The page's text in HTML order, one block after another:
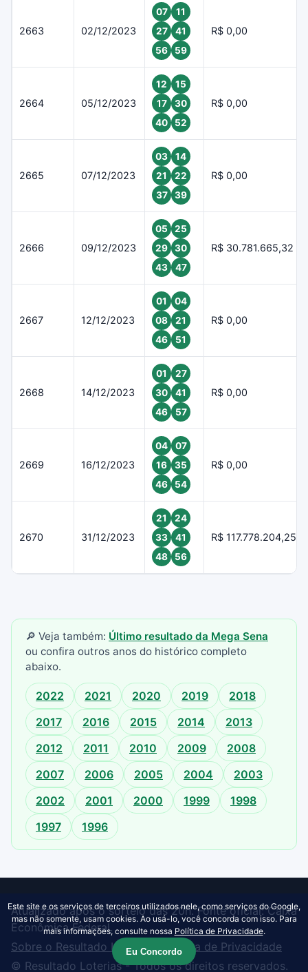
2663 02/12/2023
07
11
27
41
56
59
R$ 0,00
2664 05/12/2023
12
15
17
30
40
52
R$ 0,00
2665 07/12/2023
03
14
21
22
37
39
R$ 0,00
2666 09/12/2023
05
25
29
30
43
47
R$ 30.781.665,32
2667 12/12/2023
01
04
08
21
46
51
R$ 0,00
2668 14/12/2023
01
27
30
41
46
57
R$ 0,00
2669 16/12/2023
04
07
16
35
46
54
R$ 0,00
2670 31/12/2023
21
24
33
41
48
56
R$ 117.778.204,25
🔎 Veja também: Último resultado da Mega Sena
ou confira outros anos do histórico completo
abaixo.
2022 2021 2020 2019
2018
2017
2016 2015 2014
2013
2012
2011 2010 2009
2008
2007
2006 2005 2004
2003
2002
2001 2000 1999
1998
1997
1996
Atualizado após o sorteio das 20h. Fonte oficial: Caixa
Econômica Federal.
Sobre o Resultado Loterias·Política de Privacidade
© Resultado Loterias - Todos os direitos reservados.
Este site e os serviços de terceiros utilizados nele, como serviços do Google,
mas não somente, usam cookies. Ao usá-lo, você concorda com isso. Para
mais informações, consulte nossa Política de Privacidade.
Eu Concordo